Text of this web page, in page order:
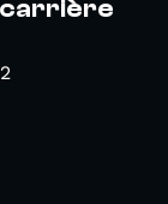
carrière